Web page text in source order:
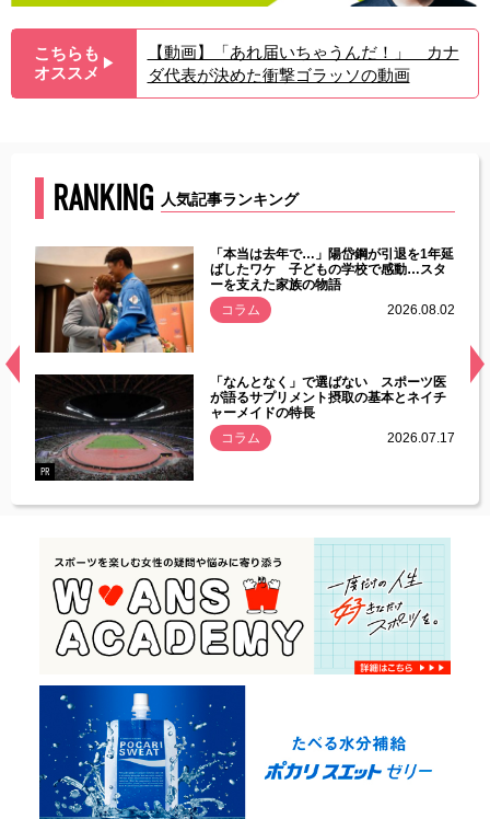
こちらも
オススメ ▶︎
【動画】「あれ届いちゃうんだ！」 カナ
ダ代表が決めた衝撃ゴラッソの動画
RANKING 人気記事ランキング
常
「本当は去年で…」陽岱鋼が引退を1年延
ばしたワケ 子どもの学校で感動…スタ
ーを支えた家族の物語
コラム
2026.08.02
PR
「なんとなく」で選ばない スポーツ医
が語るサプリメント摂取の基本とネイチ
ャーメイドの特長
コラム
2026.07.17